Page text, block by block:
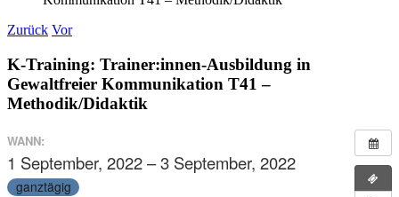
Zurück Vor
K-Training: Trainer:innen-Ausbildung in
Gewaltfreier Kommunikation T41 –
Methodik/Didaktik
WANN:
1 September, 2022 – 3 September, 2022
ganztägig